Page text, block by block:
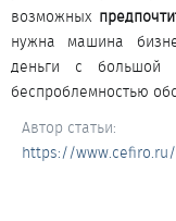
возможных
нужна машина
деньги с большой
беспроблемностью
Автор статьи
https://